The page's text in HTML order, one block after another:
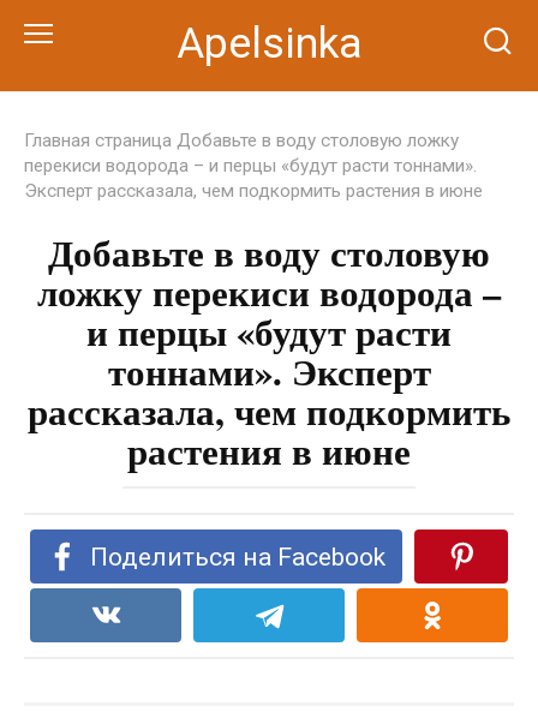
Apelsinka
Главная страница Добавьте в воду столовую ложку
перекиси водорода – и перцы «будут расти тоннами».
Эксперт рассказала, чем подкормить растения в июне
Добавьте в воду столовую
ложку перекиси водорода –
и перцы «будут расти
тоннами». Эксперт
рассказала, чем подкормить
растения в июне
Поделиться на Facebook